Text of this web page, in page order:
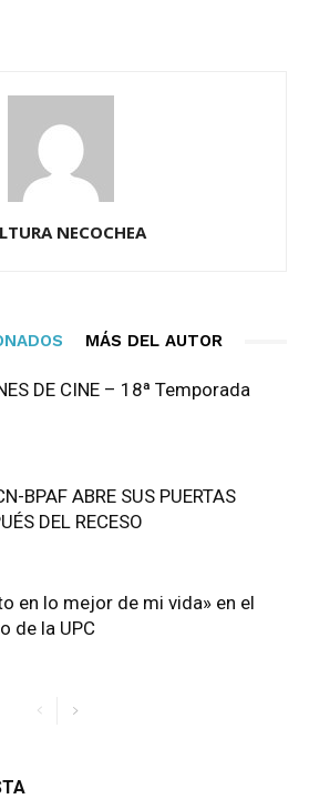
NECOCHEA
MÁS DEL AUTOR
DE CINE – 18ª Temporada
BPAF ABRE SUS PUERTAS
DEL RECESO
en lo mejor de mi vida» en el
de la UPC